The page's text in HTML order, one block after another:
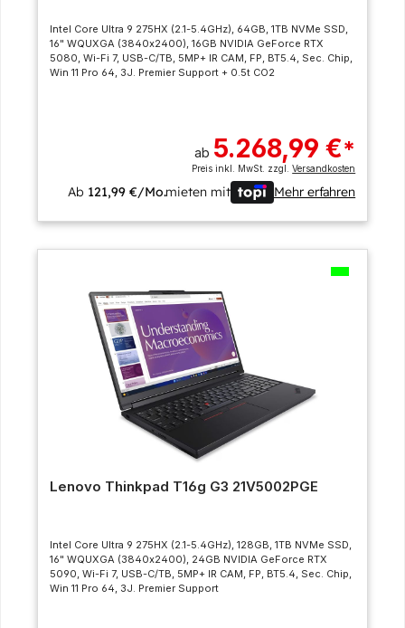
Intel Core Ultra 9 275HX (2.1-5.4GHz), 64GB, 1TB NVMe SSD,
16" WQUXGA (3840x2400), 16GB NVIDIA GeForce RTX
5080, Wi-Fi 7, USB-C/TB, 5MP+ IR CAM, FP, BT5.4, Sec. Chip,
Win 11 Pro 64, 3J. Premier Support + 0.5t CO2
ab 5.268,99 €*
Preis inkl. MwSt. zzgl.Versandkosten
Ab 121,99 €/Mo.mieten mit Mehr erfahren
Lenovo Thinkpad T16g G3 21V5002PGE
Intel Core Ultra 9 275HX (2.1-5.4GHz), 128GB, 1TB NVMe SSD,
16" WQUXGA (3840x2400), 24GB NVIDIA GeForce RTX
5090, Wi-Fi 7, USB-C/TB, 5MP+ IR CAM, FP, BT5.4, Sec. Chip,
Win 11 Pro 64, 3J. Premier Support